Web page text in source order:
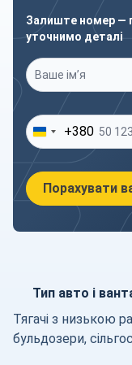
Залиште номер —
уточнимо деталі
Ваше ім’я
Ваш телефон*
+380
Порахувати
Тип авто і
Тягачі з низькою
бульдозери,